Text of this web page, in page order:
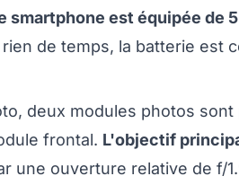
smartphone est équipée de
de temps, la batterie est
deux modules photos sont
frontal. L'objectif
une ouverture relative de f/